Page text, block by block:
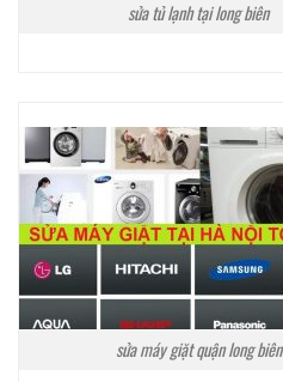
sửa tủ lạnh tại long biên
sửa máy giặt quận long biên